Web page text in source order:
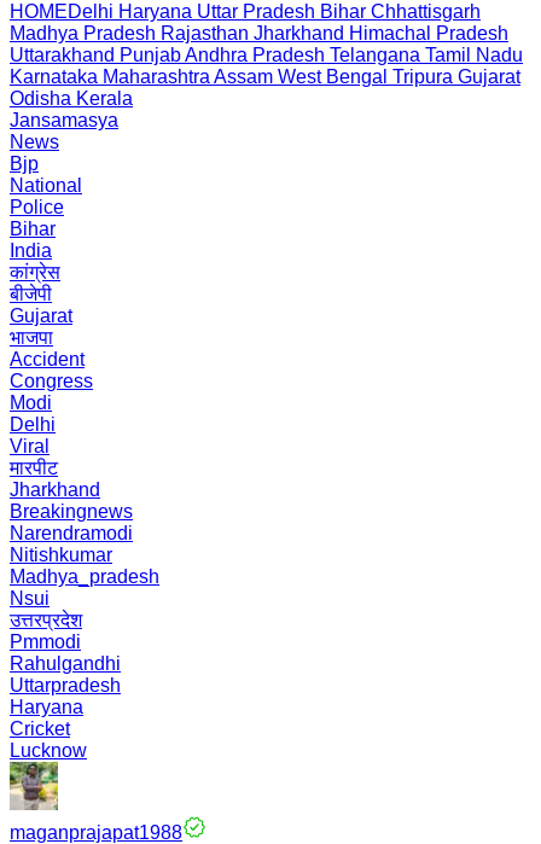
HOMEDelhi Haryana Uttar Pradesh Bihar Chhattisgarh
Madhya Pradesh Rajasthan Jharkhand Himachal Pradesh
Uttarakhand PunjabAndhra Pradesh Telangana Tamil Nadu
Karnataka Maharashtra Assam West Bengal Tripura Gujarat
Odisha Kerala
Jansamasya
News
Bjp
National
Police
Bihar
India
कांग्रेस
बीजेपी
Gujarat
भाजपा
Accident
Congress
Modi
Delhi
Viral
मारपीट
Jharkhand
Breakingnews
Narendramodi
Nitishkumar
Madhya_pradesh
Nsui
उत्तरप्रदेश
Pmmodi
Rahulgandhi
Uttarpradesh
Haryana
Cricket
Lucknow
maganprajapat1988